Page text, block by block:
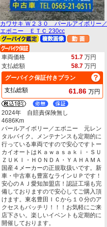
カワサキ Ｗ２３０ パールアイボリー／
エボニー ＥＴＣ 230cc
車両価格 51.7 万円
支払総額
58.7 万円
グーバイク保証付きプラン
支払総額
61.86 万円
2024年 自賠責保険無し
4686Km
パールアイボリー／エボニー 元レン
タルバイク。メンテナンスも定期的に
行っている車両ですので安心ですトー
カイオートはＫａｗａｓａｋｉ・ＳＵ
ＺＵＫＩ・ＨＯＮＤＡ・ＹＡＨＡＭＡ
国産４メーカーの正規取扱いです。新
車・中古車も豊富なラインＵＰです！
安心のＡＪ愛知加盟店！認証工場も完
備しておりますので安心してご購入頂
けます。東名豊田ＩＣから１０分のア
クセスもバッチリ！！！お気軽にご来
店下さい。楽しいイベントも定期的に
開催しております。